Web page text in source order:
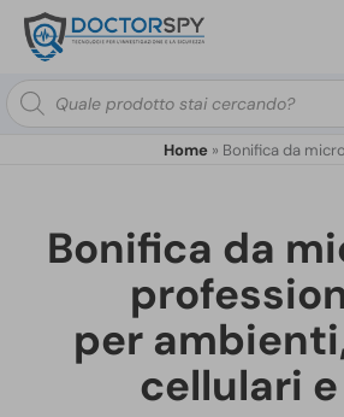
Ricerca
prodotti
Home» Bonifica da
Bonifica da
per
cellulari